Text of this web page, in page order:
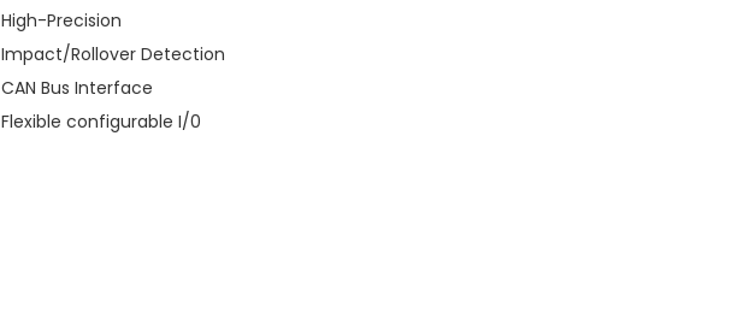
High-Precision
Impact/Rollover Detection
CAN Bus Interface
Flexible configurable I/0